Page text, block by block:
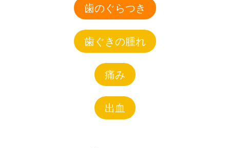
歯のぐらつき
歯ぐきの腫れ
痛み
出血